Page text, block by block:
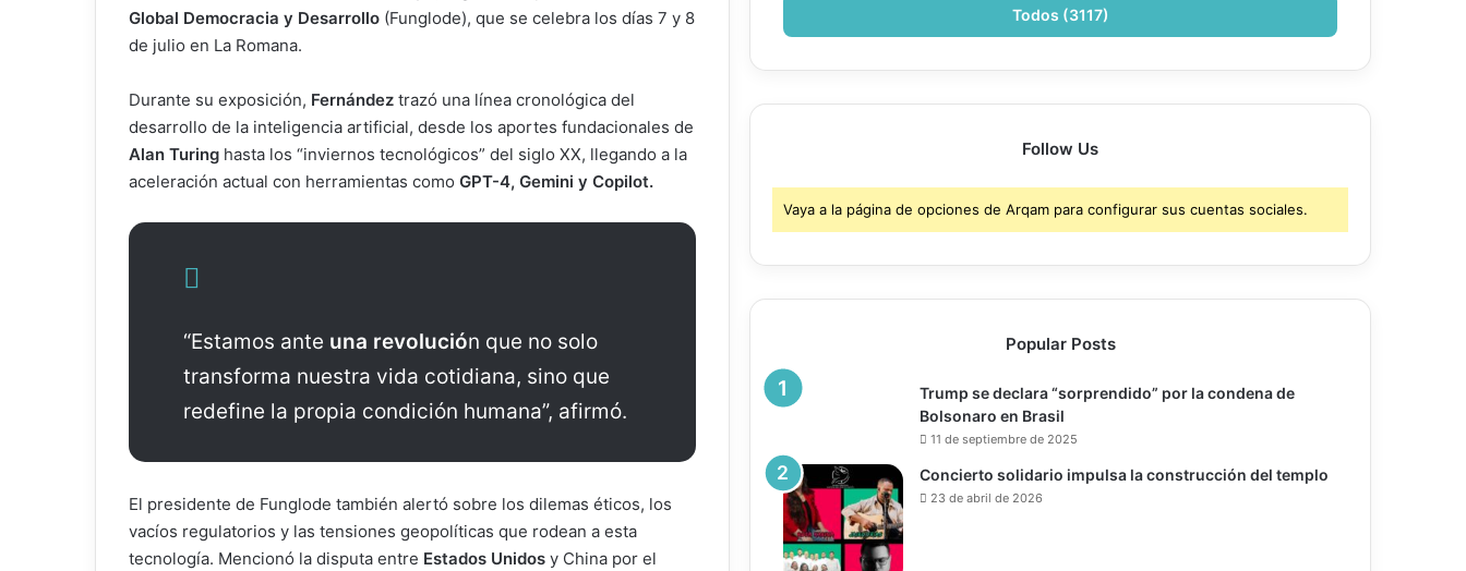
Global Democracia y Desarrollo (Funglode), que se celebra los días 7 y 8
de julio en La Romana.
Durante su exposición, Fernández trazó una línea cronológica del
desarrollo de la inteligencia artificial, desde los aportes fundacionales de
Alan Turing hasta los “inviernos tecnológicos” del siglo XX, llegando a la
aceleración actual con herramientas como GPT-4, Gemini y Copilot.
“Estamos ante una revolución que no solo
transforma nuestra vida cotidiana, sino que
redefine la propia condición humana”, afirmó.
El presidente de Funglode también alertó sobre los dilemas éticos, los
vacíos regulatorios y las tensiones geopolíticas que rodean a esta
tecnología. Mencionó la disputa entre Estados Unidos y China por el
Todos (3117)
Follow Us
Vaya a la página de opciones de Arqam para configurar sus cuentas sociales.
Popular Posts
Trump se declara “sorprendido” por la condena de
Bolsonaro en Brasil
11 de septiembre de 2025
Concierto solidario impulsa la construcción del templo
23 de abril de 2026